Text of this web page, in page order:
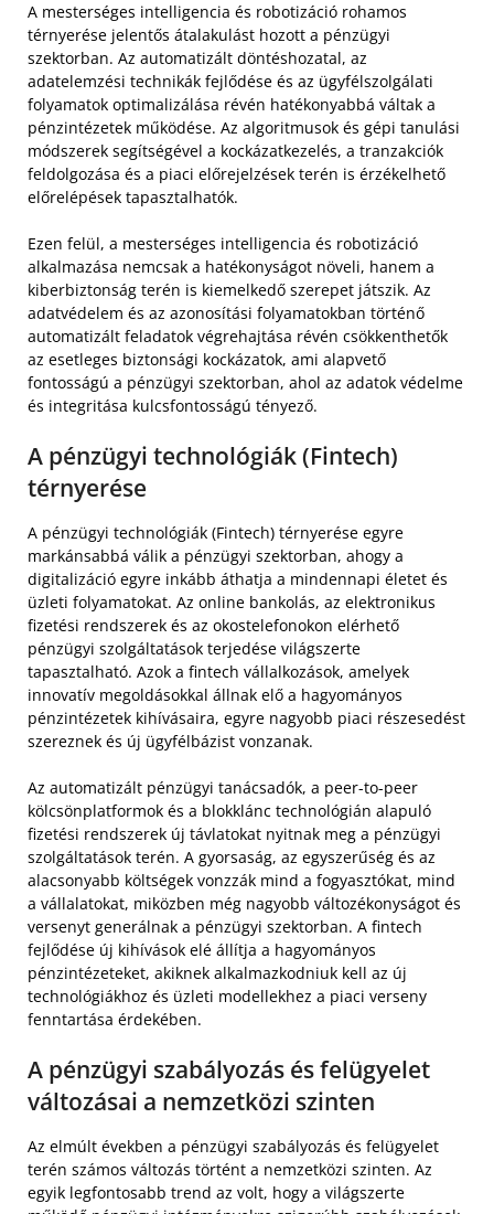
A mesterséges intelligencia és robotizáció rohamos
térnyerése jelentős átalakulást hozott a pénzügyi
szektorban. Az automatizált döntéshozatal, az
adatelemzési technikák fejlődése és az ügyfélszolgálati
folyamatok optimalizálása révén hatékonyabbá váltak a
pénzintézetek működése. Az algoritmusok és gépi tanulási
módszerek segítségével a kockázatkezelés, a tranzakciók
feldolgozása és a piaci előrejelzések terén is érzékelhető
előrelépések tapasztalhatók.
Ezen felül, a mesterséges intelligencia és robotizáció
alkalmazása nemcsak a hatékonyságot növeli, hanem a
kiberbiztonság terén is kiemelkedő szerepet játszik. Az
adatvédelem és az azonosítási folyamatokban történő
automatizált feladatok végrehajtása révén csökkenthetők
az esetleges biztonsági kockázatok, ami alapvető
fontosságú a pénzügyi szektorban, ahol az adatok védelme
és integritása kulcsfontosságú tényező.
A pénzügyi technológiák (Fintech)
térnyerése
A pénzügyi technológiák (Fintech) térnyerése egyre
markánsabbá válik a pénzügyi szektorban, ahogy a
digitalizáció egyre inkább áthatja a mindennapi életet és
üzleti folyamatokat. Az online bankolás, az elektronikus
fizetési rendszerek és az okostelefonokon elérhető
pénzügyi szolgáltatások terjedése világszerte
tapasztalható. Azok a fintech vállalkozások, amelyek
innovatív megoldásokkal állnak elő a hagyományos
pénzintézetek kihívásaira, egyre nagyobb piaci részesedést
szereznek és új ügyfélbázist vonzanak.
Az automatizált pénzügyi tanácsadók, a peer-to-peer
kölcsönplatformok és a blokklánc technológián alapuló
fizetési rendszerek új távlatokat nyitnak meg a pénzügyi
szolgáltatások terén. A gyorsaság, az egyszerűség és az
alacsonyabb költségek vonzzák mind a fogyasztókat, mind
a vállalatokat, miközben még nagyobb változékonyságot és
versenyt generálnak a pénzügyi szektorban. A fintech
fejlődése új kihívások elé állítja a hagyományos
pénzintézeteket, akiknek alkalmazkodniuk kell az új
technológiákhoz és üzleti modellekhez a piaci verseny
fenntartása érdekében.
A pénzügyi szabályozás és felügyelet
változásai a nemzetközi szinten
Az elmúlt években a pénzügyi szabályozás és felügyelet
terén számos változás történt a nemzetközi szinten. Az
egyik legfontosabb trend az volt, hogy a világszerte